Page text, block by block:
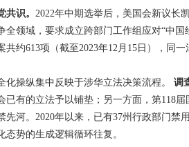
共识。 2022年中期选举后，美国会新议长
全领域，要求成立跨部门工作组应对“中
共约613项（截至2023年12月15日），同
化操纵集中反映于涉华立法决策流程。 调
已有的立法予以铺垫；另一方面，第118
先河。2020年以来，已有37州行政部门
势的生成逻辑循环往复。